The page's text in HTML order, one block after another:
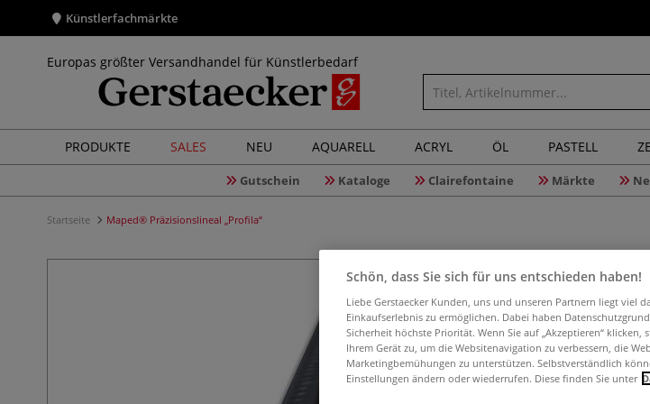
Künstlerfachmärkte
Europas größter Versandhandel für Künstlerbedarf
PRODUKTE SALES NEU AQUARELL ACRYL ÖL PASTELL
Gutschein Kataloge Clairefontaine Märkte
Startseite Maped® Präzisionslineal „Profila“
Schön, dass Sie sich für uns entschieden haben!
Liebe Gerstaecker Kunden, uns und unseren Partnern liegt viel
Einkaufserlebnis zu ermöglichen. Dabei haben
Sicherheit höchste Priorität. Wenn Sie auf „Akzeptieren“
Ihrem Gerät zu, um die Websitenavigation zu verbessern, die
Marketingbemühungen zu unterstützen. Selbstverständlich
Einstellungen ändern oder wiederrufen. Diese finden Sie unter